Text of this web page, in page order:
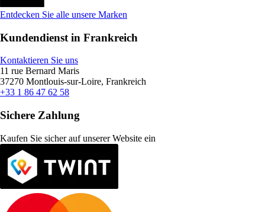
Entdecken Sie alle unsere Marken
Kundendienst in Frankreich
Kontaktieren Sie uns
11 rue Bernard Maris
37270 Montlouis-sur-Loire, Frankreich
+33 1 86 47 62 58
Sichere Zahlung
Kaufen Sie sicher auf unserer Website ein